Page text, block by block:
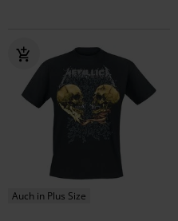
Auch in Plus Size